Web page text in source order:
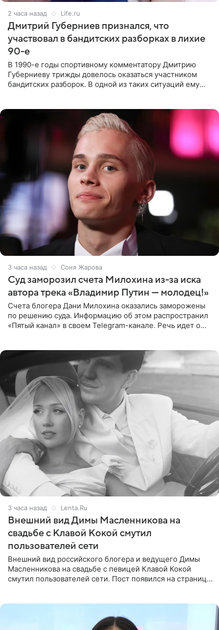
2 часа назад Life.ru
Дмитрий Губерниев признался, что
участвовал в бандитских разборках в лихие
90-е
В 1990-е годы спортивному комментатору Дмитрию
Губерниеву трижды довелось оказаться участником
бандитских разборок. В одной из таких ситуаций ему
3 часа назад Соня Жарова
Суд заморозил счета Милохина из-за иска
автора трека «Владимир Путин — молодец!»
Счета блогера Дани Милохина оказались заморожены
по решению суда. Информацию об этом распространил
«Пятый канал» в своем Telegram-канале. Речь идет о
3 часа назад Lenta.Ru
Внешний вид Димы Масленникова на
свадьбе с Клавой Кокой смутил
пользователей сети
Внешний вид российского блогера и ведущего Димы
Масленникова на свадьбе с певицей Клавой Кокой
смутил пользователей сети. Пост появился на странице